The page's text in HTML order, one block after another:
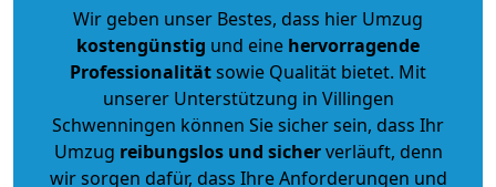
Wir geben unser Bestes, dass hier Umzug
kostengünstig und eine hervorragende
Professionalitätsowie Qualität bietet. Mit
unserer Unterstützung in Villingen
Schwenningen können Sie sicher sein, dass Ihr
Umzug reibungslos und sicherverläuft, denn
wir sorgen dafür, dass Ihre Anforderungen und